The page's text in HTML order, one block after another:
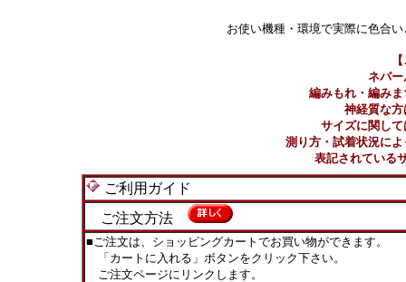
お使い機種・環境で実際に色合
ネパー
編みもれ・編み
神経質な
サイズに関し
測り方・試着状況に
表記されている
ご利用ガイド
ご注文方法
■ご注文は、ショッピングカートでお買い物ができます。
「カートに入れる」ボタンをクリック下さい。
ご注文ページにリンクします。